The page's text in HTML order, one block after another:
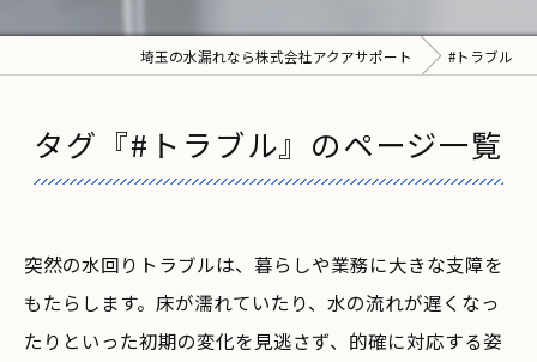
埼玉の水漏れなら株式会社アクアサポート #トラブル
タグ『#トラブル』のページ一覧
突然の水回りトラブルは、暮らしや業務に大きな支障を
もたらします。床が濡れていたり、水の流れが遅くなっ
たりといった初期の変化を見逃さず、的確に対応する姿